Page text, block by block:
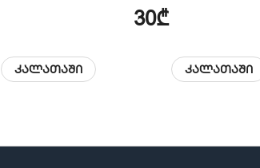
კალათაში
30₾
კალათაში